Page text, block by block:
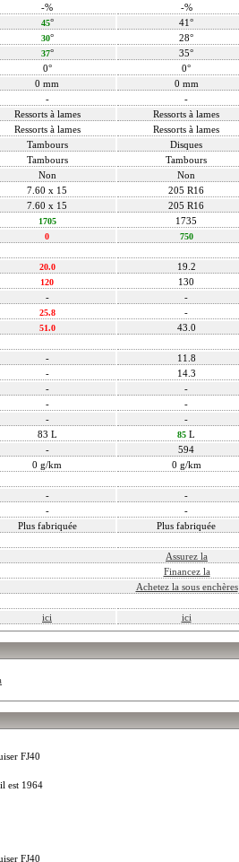
-% -%
45° 41°
30° 28°
37° 35°
0° 0°
0 mm 0 mm
- -
Ressorts à lames Ressorts à lames
Ressorts à lames Ressorts à lames
Tambours Disques
Tambours Tambours
Non Non
7.60 x 15 205 R16
7.60 x 15 205 R16
1705 1735
0 750
20.0 19.2
120 130
- -
25.8 -
51.0 43.0
- 11.8
- 14.3
- -
- -
- -
83 L 85 L
- 594
0 g/km 0 g/km
- -
- -
Plus fabriquée Plus fabriquée
Assurez la
Financez la
Achetez la sous enchères
ici
ici
FJ40
est 1964
FJ40